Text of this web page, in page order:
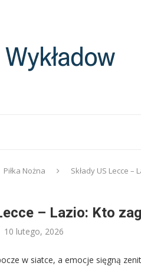
Piłka Nożna
Składy US Lecce –
– Lazio: Kto
10 lutego, 2026
w siatce, a emocje sięgną